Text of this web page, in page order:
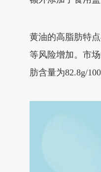
黄油的高脂肪特
等风险增加。市
肪含量为82.8g/